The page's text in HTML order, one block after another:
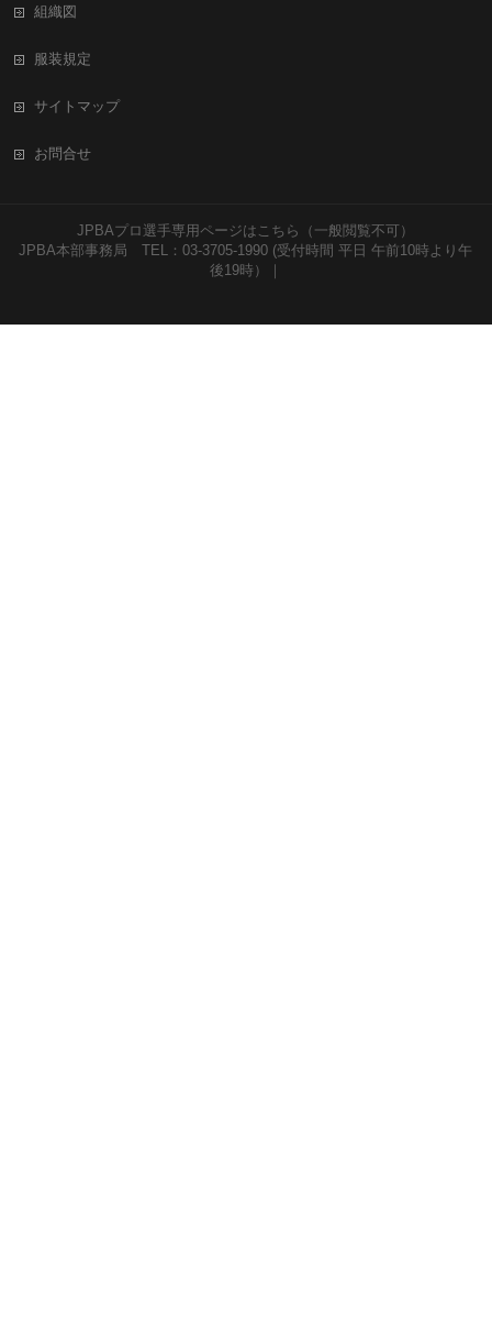
組織図
服装規定
サイトマップ
お問合せ
JPBAプロ選手専用ページはこちら（一般閲覧不可）
JPBA本部事務局 TEL：03-3705-1990 (受付時間 平日 午前10時より午
後19時）｜